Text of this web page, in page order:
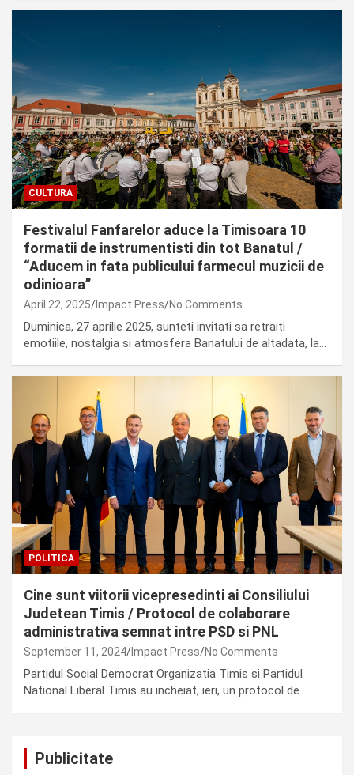
CULTURA
Festivalul Fanfarelor aduce la Timisoara 10
formatii de instrumentisti din tot Banatul /
“Aducem in fata publicului farmecul muzicii de
odinioara”
April 22, 2025 Impact Press No Comments
Duminica, 27 aprilie 2025, sunteti invitati sa retraiti
emotiile, nostalgia si atmosfera Banatului de altadata, la…
POLITICA
Cine sunt viitorii vicepresedinti ai Consiliului
Judetean Timis / Protocol de colaborare
administrativa semnat intre PSD si PNL
September 11, 2024 Impact Press No Comments
Partidul Social Democrat Organizatia Timis si Partidul
National Liberal Timis au incheiat, ieri, un protocol de…
Publicitate